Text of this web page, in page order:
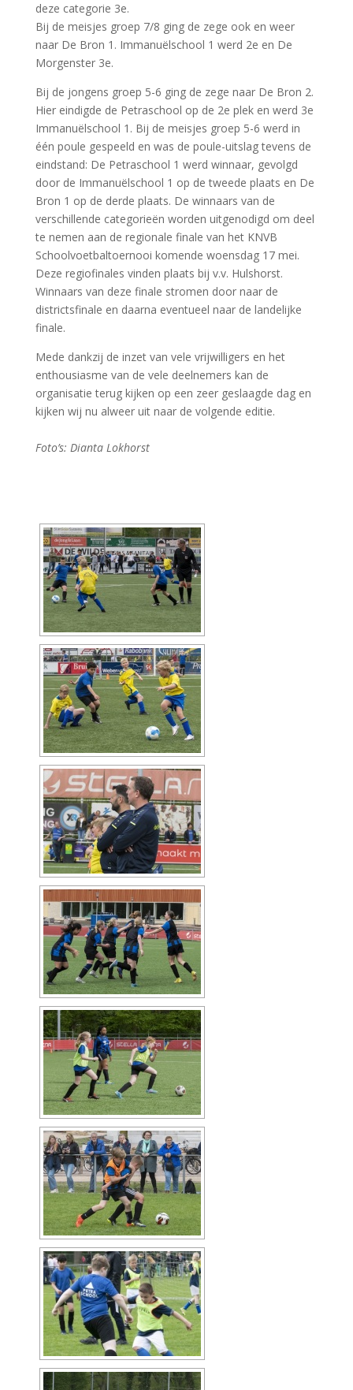
deze categorie 3e.
Bij de meisjes groep 7/8 ging de zege ook en weer
naar De Bron 1. Immanuëlschool 1 werd 2e en De
Morgenster 3e.
Bij de jongens groep 5-6 ging de zege naar De Bron 2.
Hier eindigde de Petraschool op de 2e plek en werd 3e
Immanuëlschool 1. Bij de meisjes groep 5-6 werd in
één poule gespeeld en was de poule-uitslag tevens de
eindstand: De Petraschool 1 werd winnaar, gevolgd
door de Immanuëlschool 1 op de tweede plaats en De
Bron 1 op de derde plaats. De winnaars van de
verschillende categorieën worden uitgenodigd om deel
te nemen aan de regionale finale van het KNVB
Schoolvoetbaltoernooi komende woensdag 17 mei.
Deze regiofinales vinden plaats bij v.v. Hulshorst.
Winnaars van deze finale stromen door naar de
districtsfinale en daarna eventueel naar de landelijke
finale.
Mede dankzij de inzet van vele vrijwilligers en het
enthousiasme van de vele deelnemers kan de
organisatie terug kijken op een zeer geslaagde dag en
kijken wij nu alweer uit naar de volgende editie.
Foto’s: Dianta Lokhorst